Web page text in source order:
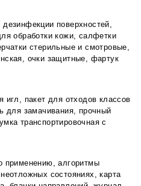
поверхностей,
обработки кожи, салфетки
стерильные и смотровые,
очки защитные, фартук
игл, пакет для отходов классов
для замачивания, прочный
транспортировочная с
применению, алгоритмы
состояниях, карта